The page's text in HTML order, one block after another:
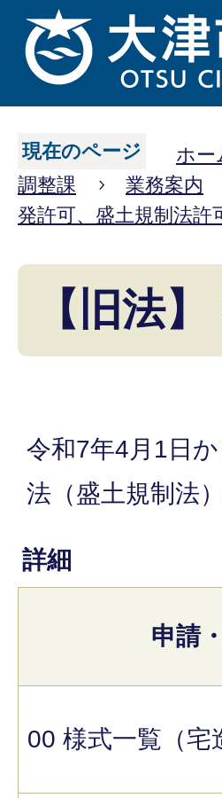
現在のページ ホー
調整課
業務案内
発許可、盛土規制法許
【旧法
令和7年4月1日
法（盛土規制法
詳細
申請
00 様式一覧（宅